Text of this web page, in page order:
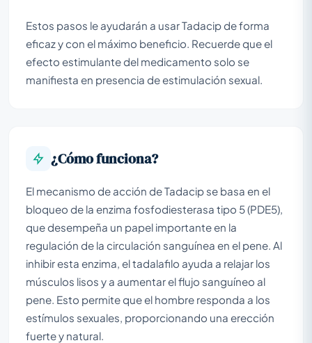
Estos pasos le ayudarán a usar Tadacip de forma
eficaz y con el máximo beneficio. Recuerde que el
efecto estimulante del medicamento solo se
manifiesta en presencia de estimulación sexual.
¿Cómo funciona?
El mecanismo de acción de Tadacip se basa en el
bloqueo de la enzima fosfodiesterasa tipo 5 (PDE5),
que desempeña un papel importante en la
regulación de la circulación sanguínea en el pene. Al
inhibir esta enzima, el tadalafilo ayuda a relajar los
músculos lisos y a aumentar el flujo sanguíneo al
pene. Esto permite que el hombre responda a los
estímulos sexuales, proporcionando una erección
fuerte y natural.